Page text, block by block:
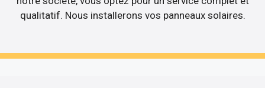
qualitatif. Nous installerons vos panneaux solaires.